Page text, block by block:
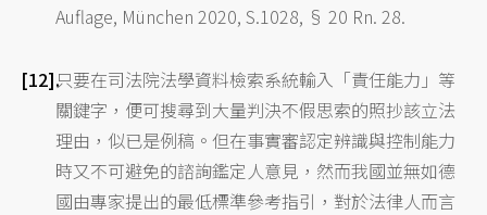
Auflage, München 2020, S.1028, § 20 Rn. 28.
只要在司法院法學資料檢索系統輸入「責任能力」等
關鍵字，便可搜尋到大量判決不假思索的照抄該立法
理由，似已是例稿。但在事實審認定辨識與控制能力
時又不可避免的諮詢鑑定人意見，然而我國並無如德
國由專家提出的最低標準參考指引，對於法律人而言